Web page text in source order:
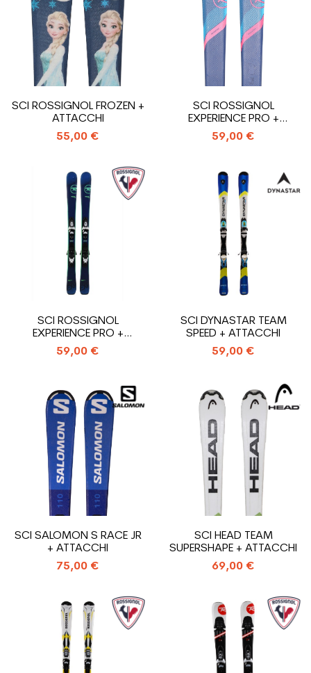
SCI ROSSIGNOL FROZEN +
ATTACCHI
55,00 €
SCI ROSSIGNOL
EXPERIENCE PRO +
ATTACCHI
59,00 €
SCI ROSSIGNOL
EXPERIENCE PRO +
ATTACCHI
59,00 €
SCI DYNASTAR TEAM
SPEED + ATTACCHI
59,00 €
SCI SALOMON S RACE JR
+ ATTACCHI
75,00 €
SCI HEAD TEAM
SUPERSHAPE + ATTACCHI
69,00 €